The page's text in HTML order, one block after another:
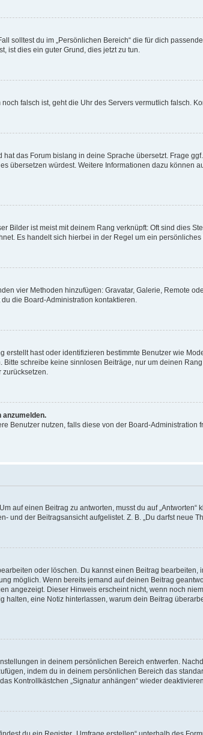
solltest du im „Persönlichen Bereich“ die für dich
ist dies ein guter Grund, dies jetzt zu tun.
falsch ist, geht die Uhr des Servers vermutlich falsch.
das Forum bislang in deine Sprache übersetzt. Frage
übersetzen würdest. Weitere Informationen dazu können
Bilder ist meist mit deinem Rang verknüpft: Oft sind dies
Es handelt sich hierbei in der Regel um ein
vier Methoden hinzufügen: Gravatar, Galerie, Remote
die Board-Administration kontaktieren.
hast oder identifizieren bestimmte Benutzer wie
schreibe keine sinnlosen Beiträge, nur um deinen
zurücksetzen.
anzumelden.
Benutzer nutzen, falls diese von der Board-
auf einen Beitrag zu antworten, musst du auf
der Beitragsansicht aufgelistet. Z. B. „Du darfst neue
oder löschen. Du kannst einen Beitrag bearbeiten,
möglich. Wenn bereits jemand auf deinen Beitrag
angezeigt. Dieser Hinweis erscheint nicht, wenn noch
eine Notiz hinterlassen, warum dein Beitrag
in deinem persönlichen Bereich entwerfen.
indem du in deinem persönlichen Bereich das
Kontrollkästchen „Signatur anhängen“ wieder